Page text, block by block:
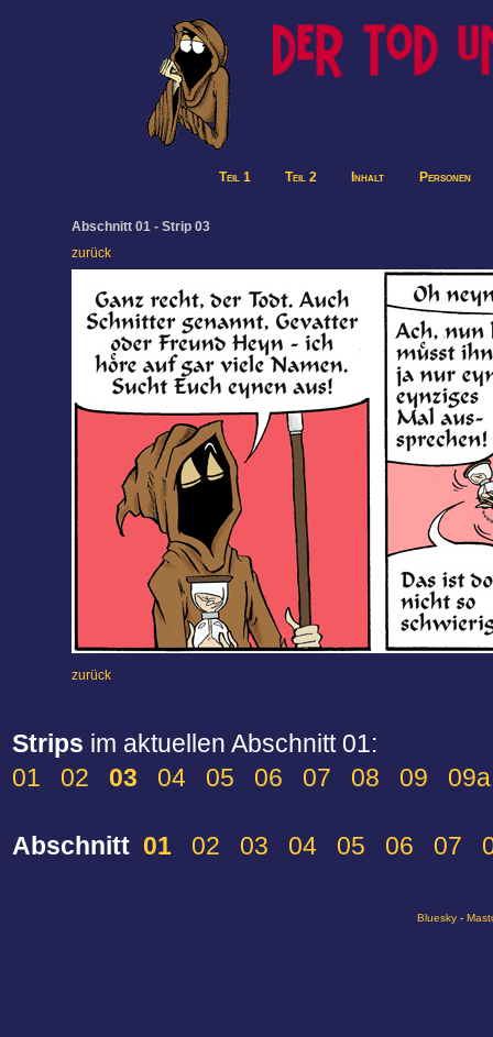
Teil 1 Teil 2 Inhalt Personen
Abschnitt 01 - Strip 03
zurück
zurück
Strips im aktuellen Abschnitt 01:
01
02 03 04 05 06 07 08 09 09a
Abschnitt 01 02 03 04 05 06 07
Bluesky -